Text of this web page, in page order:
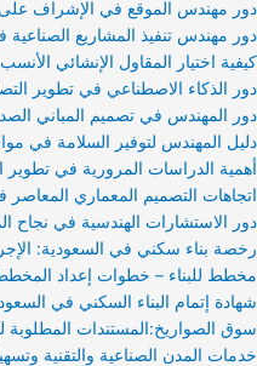
دور مهندس الموقع في الإشراف على
دور مهندس تنفيذ المشاريع
كيفية اختيار المقاول الإنشائي
دور الذكاء الاصطناعي في تطوير
دور المهندس في تصميم المباني
دليل المهندس لتوفير السلامة في
أهمية الدراسات المرورية في تطوير
اتجاهات التصميم المعماري المعاصر
دور الاستشارات الهندسية في نجاح
رخصة بناء سكني في السعودية:
مخطط للبناء – خطوات إعداد
شهادة إتمام البناء السكني في
سوق الصواريخ:المستندات المطلوبة
خدمات المدن الصناعية والتقنية